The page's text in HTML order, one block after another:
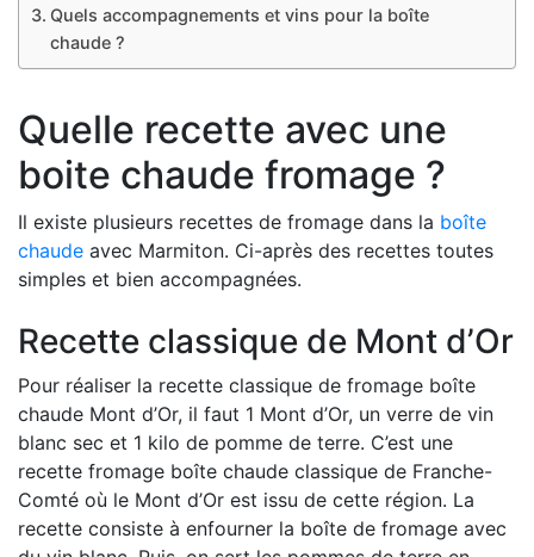
Quels accompagnements et vins pour la boîte
chaude ?
Quelle recette avec une
boite chaude fromage ?
Il existe plusieurs recettes de fromage dans la boîte
chaude avec Marmiton. Ci-après des recettes toutes
simples et bien accompagnées.
Recette classique de Mont d’Or
Pour réaliser la recette classique de fromage boîte
chaude Mont d’Or, il faut 1 Mont d’Or, un verre de vin
blanc sec et 1 kilo de pomme de terre. C’est une
recette fromage boîte chaude classique de Franche-
Comté où le Mont d’Or est issu de cette région. La
recette consiste à enfourner la boîte de fromage avec